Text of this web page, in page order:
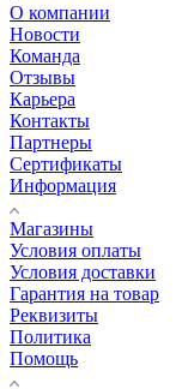
О компании
Новости
Команда
Отзывы
Карьера
Контакты
Партнеры
Сертификаты
Информация
Магазины
Условия оплаты
Условия доставки
Гарантия на товар
Реквизиты
Политика
Помощь